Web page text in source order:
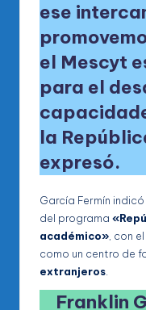
ese
el Mescyt
para el
la
expresó.
García Fermín
del programa
académico» , con
como un centro de
extranjeros
Franklin